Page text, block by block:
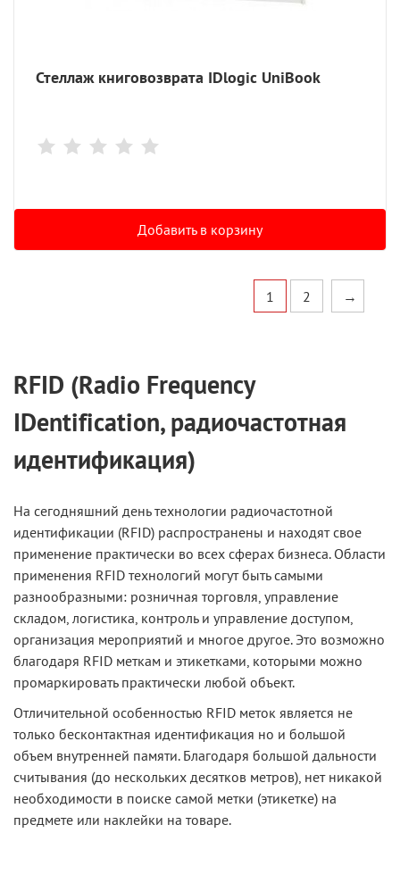
Стеллаж книговозврата IDlogic UniBook
Добавить в корзину
1 2 →
RFID (Radio Frequency
IDentification, радиочастотная
идентификация)
На сегодняшний день технологии радиочастотной
идентификации (RFID) распространены и находят свое
применение практически во всех сферах бизнеса. Области
применения RFID технологий могут быть самыми
разнообразными: розничная торговля, управление
складом, логистика, контроль и управление доступом,
организация мероприятий и многое другое. Это возможно
благодаря RFID меткам и этикетками, которыми можно
промаркировать практически любой объект.
Отличительной особенностью RFID меток является не
только бесконтактная идентификация но и большой
объем внутренней памяти. Благодаря большой дальности
считывания (до нескольких десятков метров), нет никакой
необходимости в поиске самой метки (этикетке) на
предмете или наклейки на товаре.